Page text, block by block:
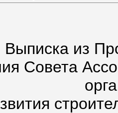
Выписка из
Совета